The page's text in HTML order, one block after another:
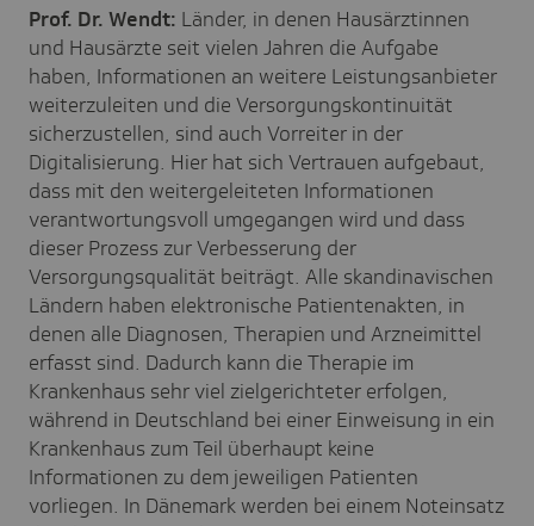
Prof. Dr. Wendt: Länder, in denen Hausärztinnen
und Hausärzte seit vielen Jahren die Aufgabe
haben, Informationen an weitere Leistungsanbieter
weiterzuleiten und die Versorgungskontinuität
sicherzustellen, sind auch Vorreiter in der
Digitalisierung. Hier hat sich Vertrauen aufgebaut,
dass mit den weitergeleiteten Informationen
verantwortungsvoll umgegangen wird und dass
dieser Prozess zur Verbesserung der
Versorgungsqualität beiträgt. Alle skandinavischen
Ländern haben elektronische Patientenakten, in
denen alle Diagnosen, Therapien und Arzneimittel
erfasst sind. Dadurch kann die Therapie im
Krankenhaus sehr viel zielgerichteter erfolgen,
während in Deutschland bei einer Einweisung in ein
Krankenhaus zum Teil überhaupt keine
Informationen zu dem jeweiligen Patienten
vorliegen. In Dänemark werden bei einem Noteinsatz